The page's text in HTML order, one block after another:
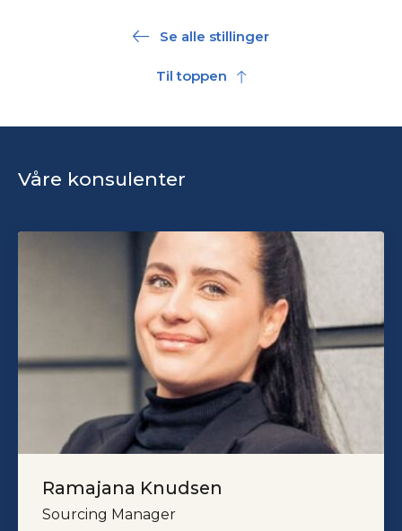
Se alle stillinger
Til toppen
Våre konsulenter
Ramajana Knudsen
Sourcing Manager